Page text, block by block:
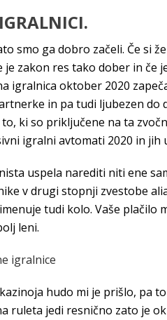
smo ga dobro začeli. Če si
je zakon res tako dober in
igralnica oktober 2020
in pa tudi ljubezen
to, ki so priključene na ta
igralni avtomati 2020 in
uspela narediti niti ene
v drugi stopnji zvestobe
tudi kolo. Vaše
leni.
igralnice
hudo mi je prišlo, pa
ruleta jedi resnično zato je